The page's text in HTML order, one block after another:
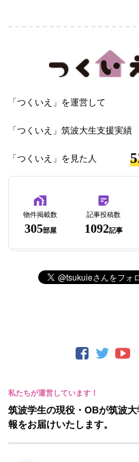
「つくいえ」を運営して
「つくいえ」筑波大生支援実績
「つくいえ」を見た人
物件掲載数
305部屋
記事投稿数
1092記事
筑波学生の現役・OBが筑波
報をお届けいたします。